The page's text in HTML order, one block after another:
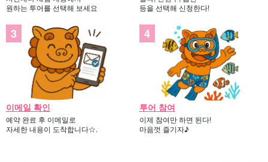
원하는 투어를 선택해 보세요
등을 선택해 신청한다!
이메일 확인
예약 완료 후 이메일로
자세한 내용이 도착합니다☆.
투어 참여
이제 참여만 하면 된다!
마음껏 즐기자♪